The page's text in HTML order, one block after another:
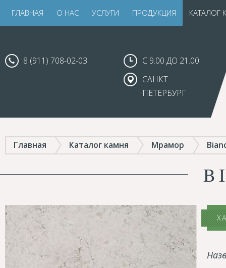
ГЛАВНАЯ О НАС УСЛУГИ ПРОДУКЦИЯ КАТАЛОГ
8 (911) 708-02-03
С 9.00 ДО 21.00
САНКТ-
ПЕТЕРБУРГ
Главная Каталог камня Мрамор